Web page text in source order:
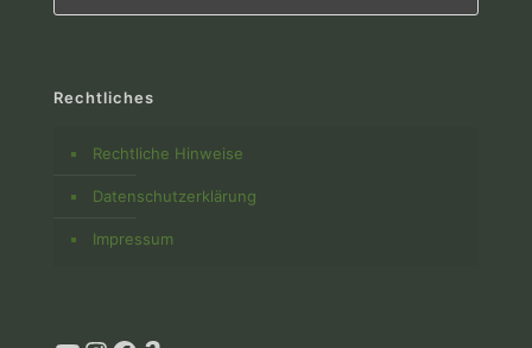
Rechtliches
Rechtliche Hinweise
Datenschutzerklärung
Impressum